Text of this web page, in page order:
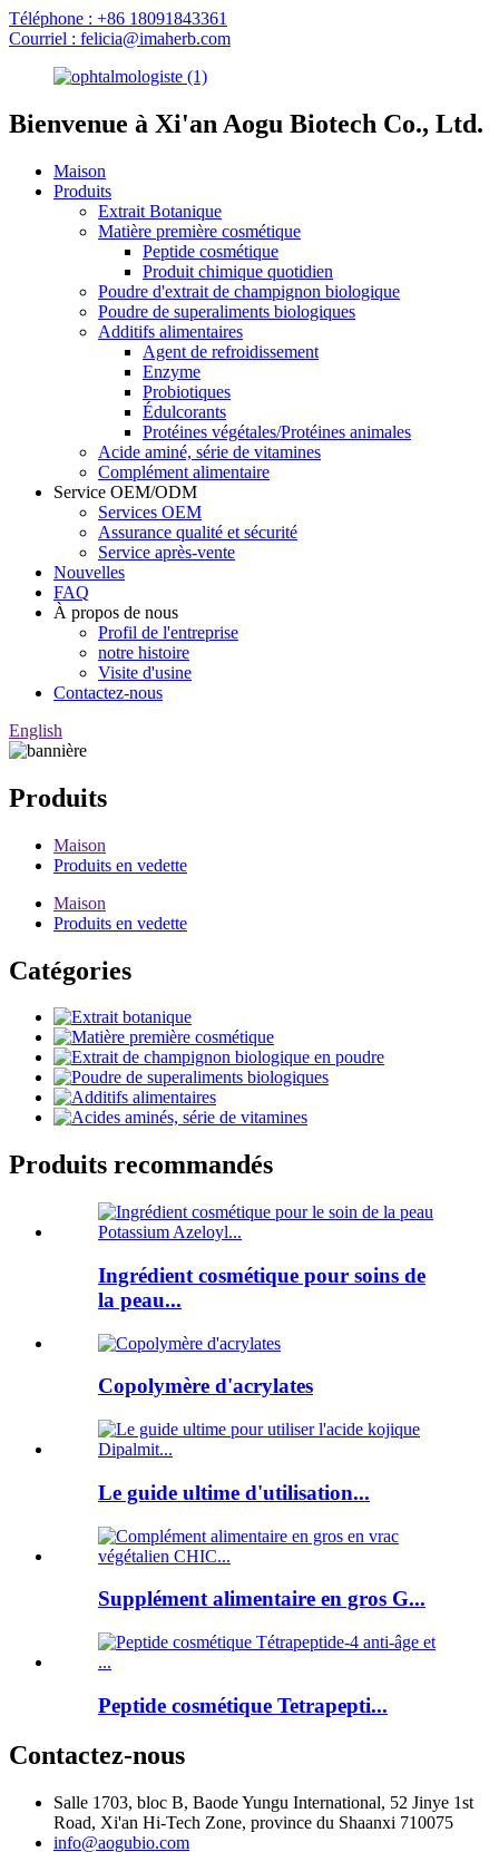
Téléphone : +86 18091843361
Courriel : felicia@imaherb.com
Bienvenue à Xi'an Aogu Biotech Co., Ltd.
Maison
Produits
Extrait Botanique
Matière première cosmétique
Peptide cosmétique
Produit chimique quotidien
Poudre d'extrait de champignon biologique
Poudre de superaliments biologiques
Additifs alimentaires
Agent de refroidissement
Enzyme
Probiotiques
Édulcorants
Protéines végétales/Protéines animales
Acide aminé, série de vitamines
Complément alimentaire
Service OEM/ODM
Services OEM
Assurance qualité et sécurité
Service après-vente
Nouvelles
FAQ
À propos de nous
Profil de l'entreprise
notre histoire
Visite d'usine
Contactez-nous
English
Produits
Maison
Produits en vedette
Maison
Produits en vedette
Catégories
Produits recommandés
Ingrédient cosmétique pour soins de
la peau...
Copolymère d'acrylates
Le guide ultime d'utilisation...
Supplément alimentaire en gros G...
Peptide cosmétique Tetrapepti...
Contactez-nous
Salle 1703, bloc B, Baode Yungu International, 52 Jinye 1st
Road, Xi'an Hi-Tech Zone, province du Shaanxi 710075
info@aogubio.com